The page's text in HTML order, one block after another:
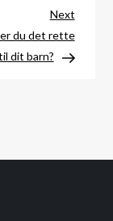
Next
Post
Next
du det rette
dit barn?